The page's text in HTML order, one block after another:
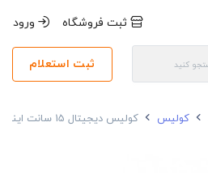
ثبت فروشگاه ورود
ثبت استعلام
کولیس کولیس دیجیتال 15 سانت اینسایز مدل 1108-150